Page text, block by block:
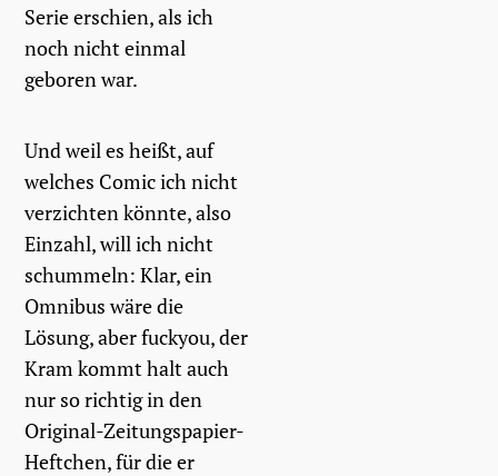
Serie erschien, als ich
noch nicht einmal
geboren war.
Und weil es heißt, auf
welches Comic ich nicht
verzichten könnte, also
Einzahl, will ich nicht
schummeln: Klar, ein
Omnibus wäre die
Lösung, aber fuckyou, der
Kram kommt halt auch
nur so richtig in den
Original-Zeitungspapier-
Heftchen, für die er